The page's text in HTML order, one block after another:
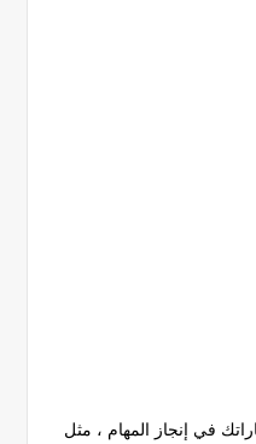
في إنجاز المهام ، مثل